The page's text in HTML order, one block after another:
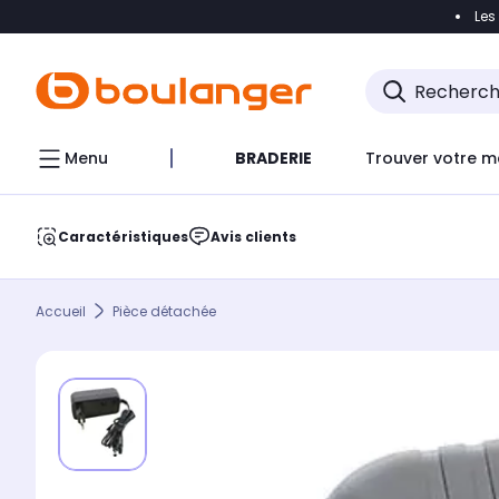
Accéder
Menu BRADERIE Trouver votre
Caractéristiques Avis clients
Accueil Pièce détachée